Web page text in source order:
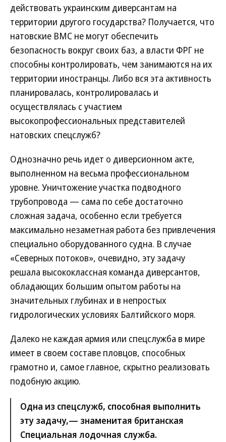
действовать украинским диверсантам на
территории другого государства? Получается, что
натовские ВМС не могут обеспечить
безопасность вокруг своих баз, а власти ФРГ не
способны контролировать, чем занимаются на их
территории иностранцы. Либо вся эта активность
планировалась, контролировалась и
осуществлялась с участием
высокопрофессиональных представителей
натовских спецслужб?
Однозначно речь идет о диверсионном акте,
выполненном на весьма профессиональном
уровне. Уничтожение участка подводного
трубопровода — сама по себе достаточно
сложная задача, особенно если требуется
максимально незаметная работа без привлечения
специально оборудованного судна. В случае
«Северных потоков», очевидно, эту задачу
решала высококлассная команда диверсантов,
обладающих большим опытом работы на
значительных глубинах и в непростых
гидрологических условиях Балтийского моря.
Далеко не каждая армия или спецслужба в мире
имеет в своем составе пловцов, способных
грамотно и, самое главное, скрытно реализовать
подобную акцию.
Одна из спецслужб, способная выполнить
эту задачу,— знаменитая британская
Специальная лодочная служба.